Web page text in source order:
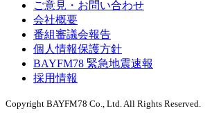
ご意見・お問い合わせ
会社概要
番組審議会報告
個人情報保護方針
BAYFM78 緊急地震速報
採用情報
Copyright BAYFM78 Co., Ltd. All Rights Reserved.